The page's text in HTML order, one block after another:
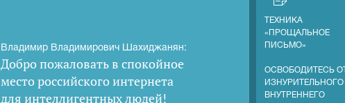
Владимир Владимирович Шахиджанян:
Добро пожаловать в спокойное
место российского интернета
для интеллигентных людей!
ТЕХНИКА
«ПРОЩАЛЬНОЕ
ПИСЬМО»
ОСВОБОДИТЕСЬ ОТ
ИЗНУРИТЕЛЬНОГО
ВНУТРЕННЕГО